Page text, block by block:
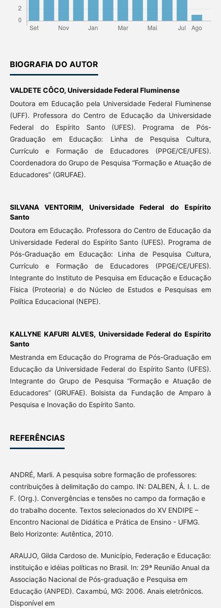
BIOGRAFIA DO AUTOR
VALDETE CÔCO, Universidade Federal Fluminense
Doutora em Educação pela Universidade Federal Fluminense
(UFF). Professora do Centro de Educação da Universidade
Federal do Espírito Santo (UFES). Programa de Pós-
Graduação em Educação: Linha de Pesquisa Cultura,
Currículo e Formação de Educadores (PPGE/CE/UFES).
Coordenadora do Grupo de Pesquisa “Formação e Atuação de
Educadores” (GRUFAE).
SILVANA VENTORIM, Universidade Federal do Espírito
Santo
Doutora em Educação. Professora do Centro de Educação da
Universidade Federal do Espírito Santo (UFES). Programa de
Pós-Graduação em Educação: Linha de Pesquisa Cultura,
Currículo e Formação de Educadores (PPGE/CE/UFES).
Integrante do Instituto de Pesquisa em Educação e Educação
Física (Proteoria) e do Núcleo de Estudos e Pesquisas em
Política Educacional (NEPE).
KALLYNE KAFURI ALVES, Universidade Federal do Espírito
Santo
Mestranda em Educação do Programa de Pós-Graduação em
Educação da Universidade Federal do Espírito Santo (UFES).
Integrante do Grupo de Pesquisa “Formação e Atuação de
Educadores” (GRUFAE). Bolsista da Fundação de Amparo à
Pesquisa e Inovação do Espírito Santo.
REFERÊNCIAS
ANDRÉ, Marli. A pesquisa sobre formação de professores:
contribuições à delimitação do campo. IN: DALBEN, Â. I. L. de
F. (Org.). Convergências e tensões no campo da formação e
do trabalho docente. Textos selecionados do XV ENDIPE –
Encontro Nacional de Didática e Prática de Ensino - UFMG.
Belo Horizonte: Autêntica, 2010.
ARAUJO, Gilda Cardoso de. Município, Federação e Educação:
instituição e idéias políticas no Brasil. In: 29ª Reunião Anual da
Associação Nacional de Pós-graduação e Pesquisa em
Educação (ANPED). Caxambú, MG: 2006. Anais eletrônicos.
Disponível em